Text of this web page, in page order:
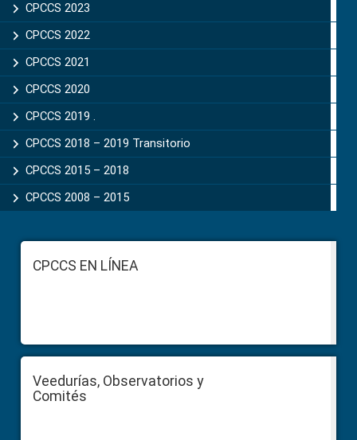
CPCCS 2023
CPCCS 2022
CPCCS 2021
CPCCS 2020
CPCCS 2019 .
CPCCS 2018 – 2019 Transitorio
CPCCS 2015 – 2018
CPCCS 2008 – 2015
FooterCPCCS EN LÍNEA
Veedurías, Observatorios y
Comités